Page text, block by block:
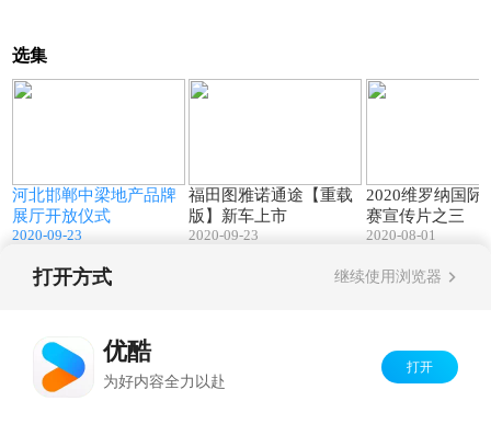
选集
河北邯郸中梁地产品牌
展厅开放仪式
2020-09-23
福田图雅诺通途【重载
版】新车上市
2020-09-23
2020维罗纳国际
赛宣传片之三
2020-08-01
打开方式 继续使用浏览器
优酷
为好内容全力以赴
打开